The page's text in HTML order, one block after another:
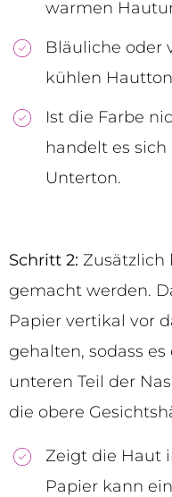
warmen
Bläuliche oder
kühlen
Ist die Farbe
handelt es
Unterton.
Schritt 2: Zusätzlich
gemacht werden.
Papier vertikal vor
gehalten, sodass
unteren Teil der
die obere
Zeigt die Haut
Papier kann